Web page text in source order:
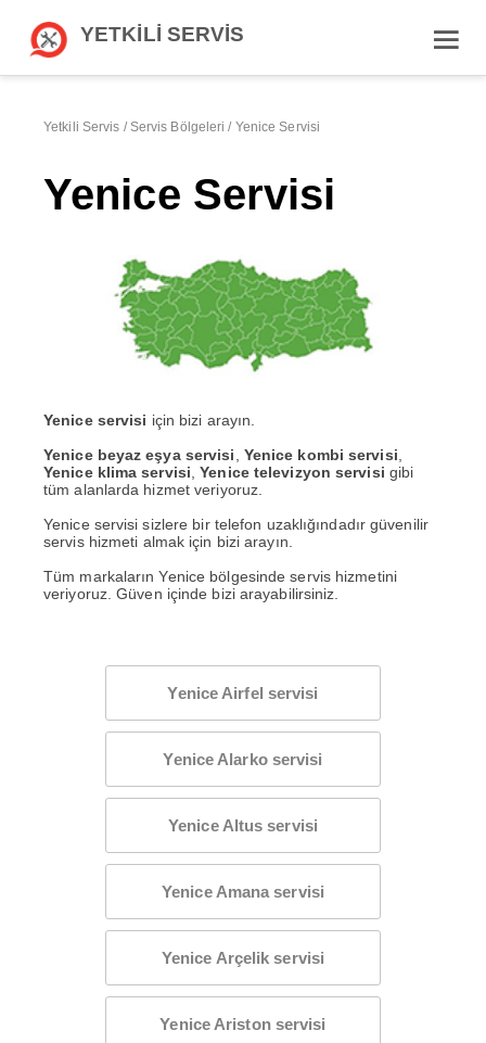
YETKİLİ SERVİS
Yetkili Servis /Servis Bölgeleri / Yenice Servisi
Yenice Servisi
Yenice servisi için bizi arayın.
Yenice beyaz eşya servisi, Yenice kombi servisi,
Yenice klima servisi,Yenice televizyon servisi gibi
tüm alanlarda hizmet veriyoruz.
Yenice servisi sizlere bir telefon uzaklığındadır güvenilir
servis hizmeti almak için bizi arayın.
Tüm markaların Yenice bölgesinde servis hizmetini
veriyoruz. Güven içinde bizi arayabilirsiniz.
Yenice Airfel servisi
Yenice Alarko servisi
Yenice Altus servisi
Yenice Amana servisi
Yenice Arçelik servisi
Yenice Ariston servisi